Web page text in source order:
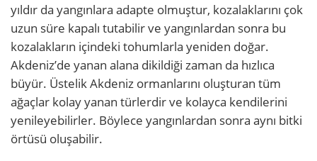
yıldır da yangınlara adapte olmuştur, kozalaklarını çok
uzun süre kapalı tutabilir ve yangınlardan sonra bu
kozalakların içindeki tohumlarla yeniden doğar.
Akdeniz’de yanan alana dikildiği zaman da hızlıca
büyür. Üstelik Akdeniz ormanlarını oluşturan tüm
ağaçlar kolay yanan türlerdir ve kolayca kendilerini
yenileyebilirler. Böylece yangınlardan sonra aynı bitki
örtüsü oluşabilir.